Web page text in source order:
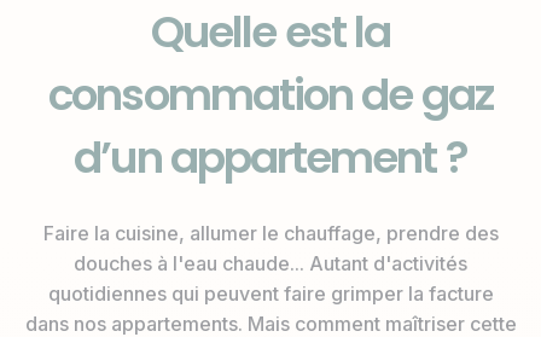
Quelle est la
consommation de gaz
d’un appartement ?
Faire la cuisine, allumer le chauffage, prendre des
douches à l'eau chaude... Autant d'activités
quotidiennes qui peuvent faire grimper la facture
dans nos appartements. Mais comment maîtriser cette